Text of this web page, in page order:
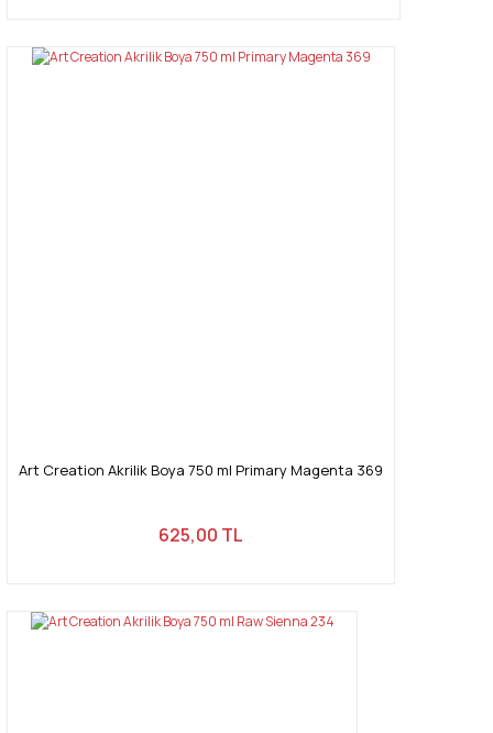
Art Creation Akrilik Boya 750 ml Primary Magenta 369
625,00 TL